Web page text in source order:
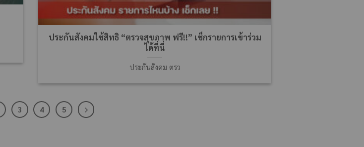
ประกันสังคมใช้สิทธิ “ตรวจสุขภาพ ฟรี!!” เช็กรายการเข้าร่วม
ได้ที่นี่
ประกันสังคม ตรว
3 4 5